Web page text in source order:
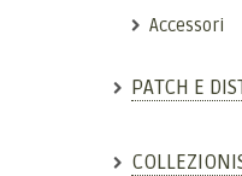
Accessori
PATCH E